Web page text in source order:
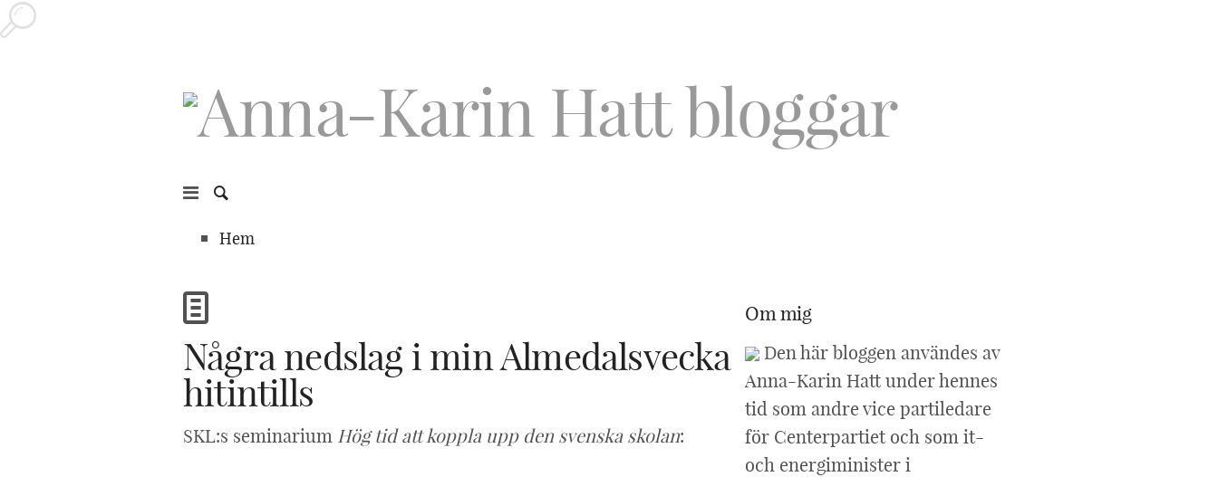
Hem
Några nedslag i min Almedalsvecka
hitintills
SKL:s seminarium Hög tid att koppla upp den svenska skolan:
Om mig
Den här bloggen användes av
Anna-Karin Hatt under hennes
tid som andre vice partiledare
för Centerpartiet och som it-
och energiminister i